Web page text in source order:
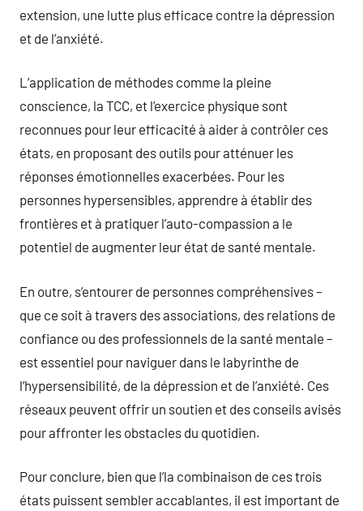
extension, une lutte plus efficace contre la dépression
et de l’anxiété.
L’application de méthodes comme la pleine
conscience, la TCC, et l’exercice physique sont
reconnues pour leur efficacité à aider à contrôler ces
états, en proposant des outils pour atténuer les
réponses émotionnelles exacerbées. Pour les
personnes hypersensibles, apprendre à établir des
frontières et à pratiquer l’auto-compassion a le
potentiel de augmenter leur état de santé mentale.
En outre, s’entourer de personnes compréhensives –
que ce soit à travers des associations, des relations de
confiance ou des professionnels de la santé mentale –
est essentiel pour naviguer dans le labyrinthe de
l’hypersensibilité, de la dépression et de l’anxiété. Ces
réseaux peuvent offrir un soutien et des conseils avisés
pour affronter les obstacles du quotidien.
Pour conclure, bien que l’la combinaison de ces trois
états puissent sembler accablantes, il est important de